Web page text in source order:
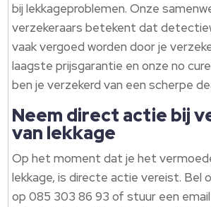
bij lekkageproblemen. Onze
verzekeraars betekent dat
vaak vergoed worden door je
laagste prijsgarantie en onze no
ben je verzekerd van een scherpe
Neem direct actie bij
van lekkage
Op het moment dat je het
lekkage, is directe actie vereist. Bel
op 085 303 86 93 of stuur een